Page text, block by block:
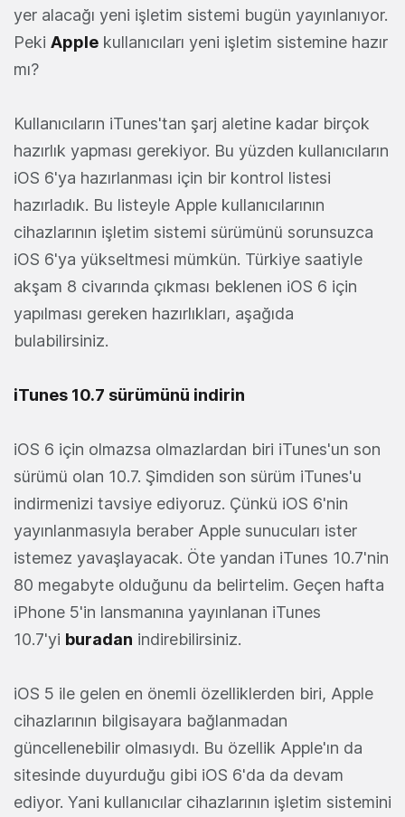
yer alacağı yeni işletim sistemi bugün yayınlanıyor.
Peki Apple kullanıcıları yeni işletim sistemine hazır
mı?
Kullanıcıların iTunes'tan şarj aletine kadar birçok
hazırlık yapması gerekiyor. Bu yüzden kullanıcıların
iOS 6'ya hazırlanması için bir kontrol listesi
hazırladık. Bu listeyle Apple kullanıcılarının
cihazlarının işletim sistemi sürümünü sorunsuzca
iOS 6'ya yükseltmesi mümkün. Türkiye saatiyle
akşam 8 civarında çıkması beklenen iOS 6 için
yapılması gereken hazırlıkları, aşağıda
bulabilirsiniz.
iTunes 10.7 sürümünü indirin
iOS 6 için olmazsa olmazlardan biri iTunes'un son
sürümü olan 10.7. Şimdiden son sürüm iTunes'u
indirmenizi tavsiye ediyoruz. Çünkü iOS 6'nin
yayınlanmasıyla beraber Apple sunucuları ister
istemez yavaşlayacak. Öte yandan iTunes 10.7'nin
80 megabyte olduğunu da belirtelim. Geçen hafta
iPhone 5'in lansmanına yayınlanan iTunes
10.7'yi buradan indirebilirsiniz.
iOS 5 ile gelen en önemli özelliklerden biri, Apple
cihazlarının bilgisayara bağlanmadan
güncellenebilir olmasıydı. Bu özellik Apple'ın da
sitesinde duyurduğu gibi iOS 6'da da devam
ediyor. Yani kullanıcılar cihazlarının işletim sistemini